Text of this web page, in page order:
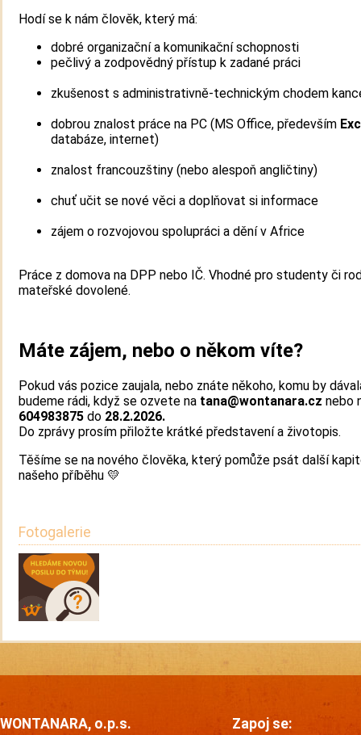
Hodí se k nám člověk, který má:
dobré organizační a komunikační schopnosti
pečlivý a zodpovědný přístup k zadané práci
zkušenost s administrativně-technickým chodem
dobrou znalost práce na PC (MS Office, především
databáze, internet)
znalost francouzštiny (nebo alespoň angličtiny)
chuť učit se nové věci a doplňovat si informace
zájem o rozvojovou spolupráci a dění v Africe
Práce z domova na DPP nebo IČ. Vhodné pro studenty či
mateřské dovolené.
Máte zájem, nebo o někom víte?
Pokud vás pozice zaujala, nebo znáte někoho, komu by
budeme rádi, když se ozvete na tana@wontanara.cz nebo
604983875 do 28.2.2026.
Do zprávy prosím přiložte krátké představení a životopis.
Těšíme se na nového člověka, který pomůže psát další
našeho příběhu 💛
Fotogalerie
WONTANARA, o.p.s. Zapoj se: